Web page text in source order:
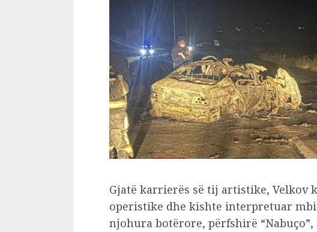
Gjatë karrierës së tij artistike, Velkov
operistike dhe kishte interpretuar
njohura botërore, përfshirë “Nabuço”,